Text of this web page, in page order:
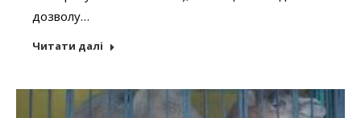
дозволу…
Читати далі